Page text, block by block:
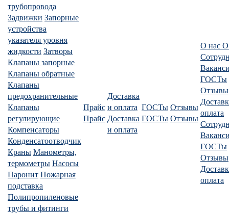
трубопровода
Задвижки Запорные
устройства
указателя уровня
жидкости Затворы
Клапаны запорные
Клапаны обратные
Клапаны
предохранительные
Клапаны
регулирующие
Компенсаторы
Конденсатоотводчик
Краны Манометры,
термометры Насосы
Паронит Пожарная
подставка
Полипропиленовые
трубы и фитинги
Прайс
Прайс
Доставка
и оплата
Доставка
и оплата
ГОСТы
ГОСТы
Отзывы
Отзывы
О нас О
ГОСТы
Отзывы
оплата
ГОСТы
Отзывы
оплата